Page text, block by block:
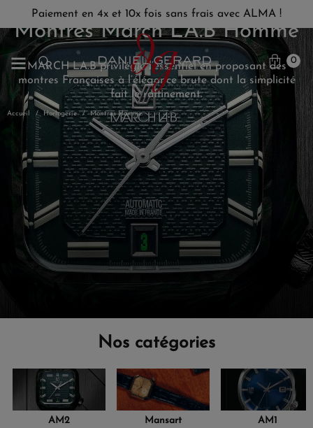
Paiement en 4x et 10x fois sans frais avec ALMA !
0
Accueil Horlogerie Montres Homme
Montres March LA.B Homme
MARCH LA.B privilégie l’essentiel en proposant des
montres Françaises à l’élégance brute dont la simplicité
fait le raffinement.
Nos catégories
AM2 Mansart AM1